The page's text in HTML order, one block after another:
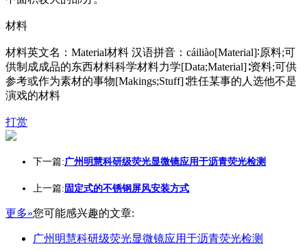
材料
材料英文名：Material材料 汉语拼音：cáiliào[Material]∶原料;可
供制成成品的东西材料科学材料力学[Data;Material]∶资料;可供
参考或作为素材的事物[Makings;Stuff]∶胜任某事的人选他不是
演戏的材料
打赏
下一篇:广州明慧科研级荧光显微镜应用于沥青荧光检测
上一篇: 固定式的不锈钢屏风安装方式
更多»您可能感兴趣的文章:
广州明慧科研级荧光显微镜应用于沥青荧光检测